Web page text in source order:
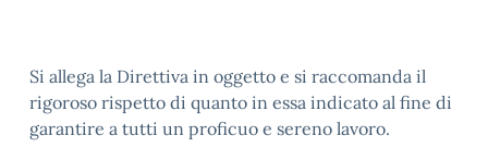
Si allega la Direttiva in oggetto e si raccomanda il
rigoroso rispetto di quanto in essa indicato al fine di
garantire a tutti un proficuo e sereno lavoro.